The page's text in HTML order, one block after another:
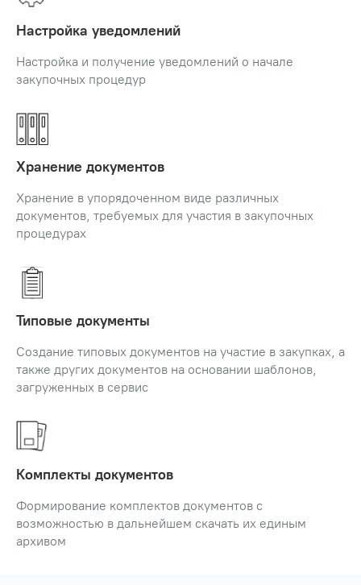
Настройка уведомлений
Настройка и получение уведомлений о начале
закупочных процедур
Хранение документов
Хранение в упорядоченном виде различных
документов, требуемых для участия в закупочных
процедурах
Типовые документы
Создание типовых документов на участие в закупках, а
также других документов на основании шаблонов,
загруженных в сервис
Комплекты документов
Формирование комплектов документов с
возможностью в дальнейшем скачать их единым
архивом